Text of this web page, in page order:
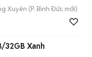
Xuyên (P. Bình Đức mới)
32GB Xanh